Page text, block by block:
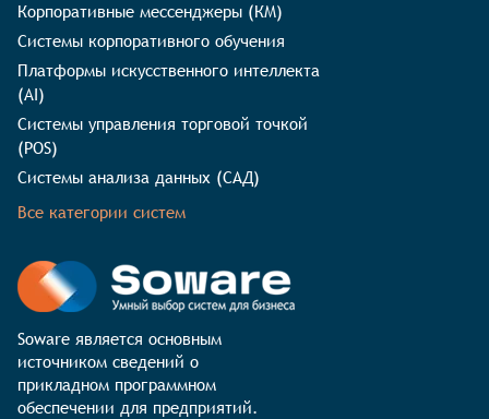
Корпоративные мессенджеры (КМ)
Системы корпоративного обучения
Платформы искусственного интеллекта
(AI)
Системы управления торговой точкой
(POS)
Системы анализа данных (САД)
Все категории систем
Soware является основным
источником сведений о
прикладном программном
обеспечении для предприятий.